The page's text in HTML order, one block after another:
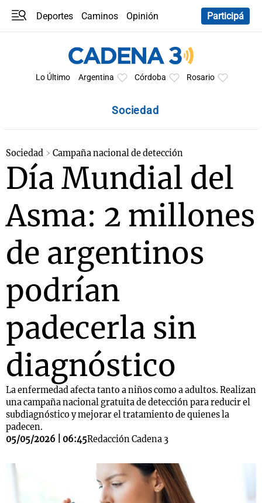
Deportes Caminos
Opinión
Participá
Lo Último Argentina Córdoba Rosario
Sociedad
Sociedad Campaña nacional de detección
Día Mundial del
Asma: 2 millones
de argentinos
podrían
padecerla sin
diagnóstico
La enfermedad afecta tanto a niños como a adultos. Realizan
una campaña nacional gratuita de detección para reducir el
subdiagnóstico y mejorar el tratamiento de quienes la
padecen.
05/05/2026 | 06:45Redacción Cadena 3